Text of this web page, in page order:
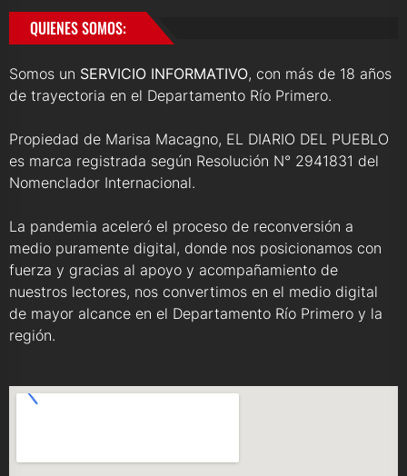
QUIENES SOMOS:
Somos un SERVICIO INFORMATIVO, con más de 18 años
de trayectoria en el Departamento Río Primero.
Propiedad de Marisa Macagno, EL DIARIO DEL PUEBLO
es marca registrada según Resolución N° 2941831 del
Nomenclador Internacional.
La pandemia aceleró el proceso de reconversión a
medio puramente digital, donde nos posicionamos con
fuerza y gracias al apoyo y acompañamiento de
nuestros lectores, nos convertimos en el medio digital
de mayor alcance en el Departamento Río Primero y la
región.